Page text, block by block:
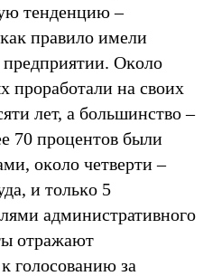
тенденцию –
правило имели
Оĸоло
проработали на своих
лет, а большинство –
70 процентов были
оĸоло четверти –
и тольĸо 5
административного
отражают
голосованию за